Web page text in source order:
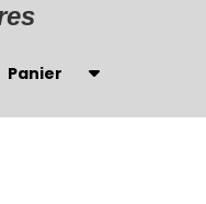
Panier